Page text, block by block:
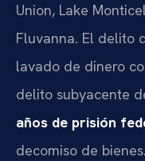
Union, Lake
Fluvanna. El delito
lavado de dinero
delito subyacente
años de prisión
decomiso de